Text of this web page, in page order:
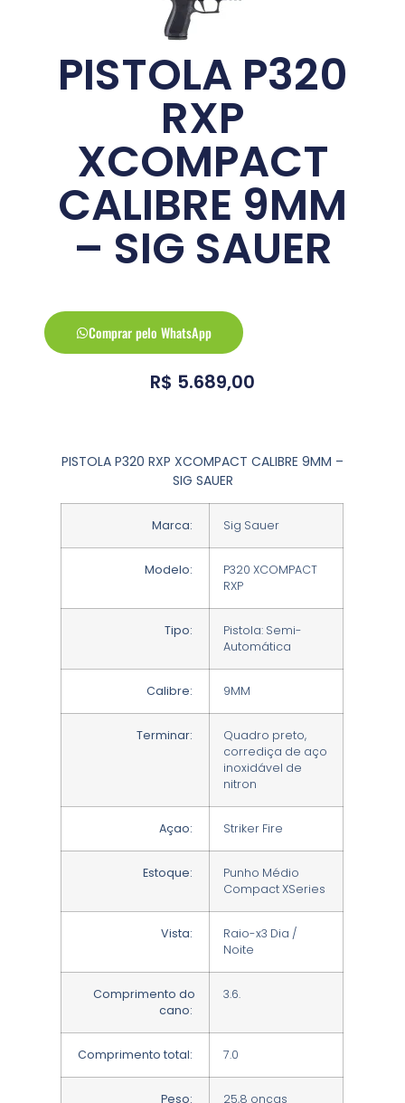
PISTOLA P320
RXP
XCOMPACT
CALIBRE 9MM
– SIG SAUER
Comprar pelo WhatsApp
R$ 5.689,00
PISTOLA P320 RXP XCOMPACT CALIBRE 9MM –
SIG SAUER
Marca: Sig Sauer
Modelo:
P320 XCOMPACT
RXP
Tipo:
Pistola: Semi-
Automática
Calibre: 9MM
Terminar:
Quadro preto,
corrediça de aço
inoxidável de
nitron
Açao: Striker Fire
Estoque:
Punho Médio
Compact XSeries
Vista:
Raio-x3 Dia /
Noite
Comprimento do
cano:
3.6.
Comprimento total: 7.0
Peso: 25,8 onças